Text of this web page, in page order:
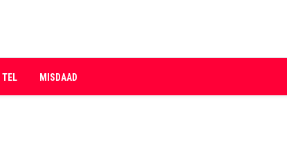
TEL MISDAAD